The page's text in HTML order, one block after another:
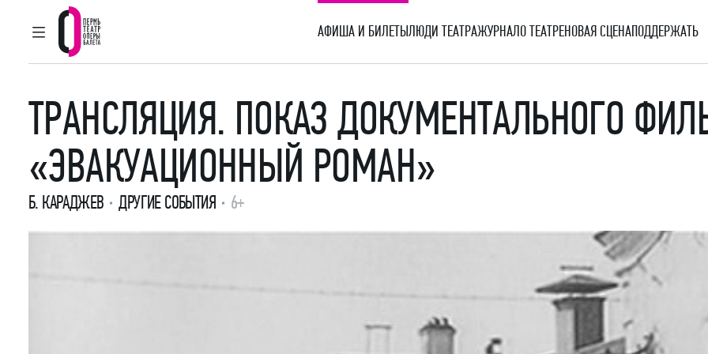
ГЛАВНОЕ МЕНЮ
Пермский театр оперы и балета
АФИША И БИЛЕТЫЛЮДИ ТЕАТРАЖУРНАЛО ТЕАТРЕНОВАЯ СЦЕНАПОДДЕРЖАТЬ
ТРАНСЛЯЦИЯ. ПОКАЗ ДОКУМЕНТАЛЬНОГО
«ЭВАКУАЦИОННЫЙ РОМАН»
Б. КАРАДЖЕВ ДРУГИЕ СОБЫТИЯ 6+